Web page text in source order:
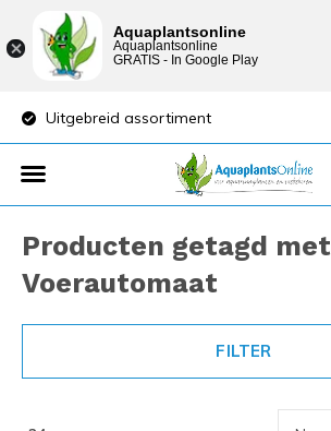
Uitgebreid assortiment
Producten getagd met
Voerautomaat
FILTER
Aquaplantsonline
Aquaplantsonline
GRATIS - In Google Play